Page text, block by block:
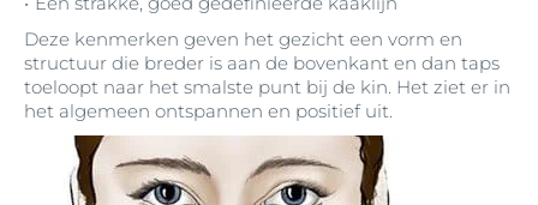
Deze kenmerken geven het gezicht een vorm en
structuur die breder is aan de bovenkant en dan taps
toeloopt naar het smalste punt bij de kin. Het ziet er in
het algemeen ontspannen en positief uit.